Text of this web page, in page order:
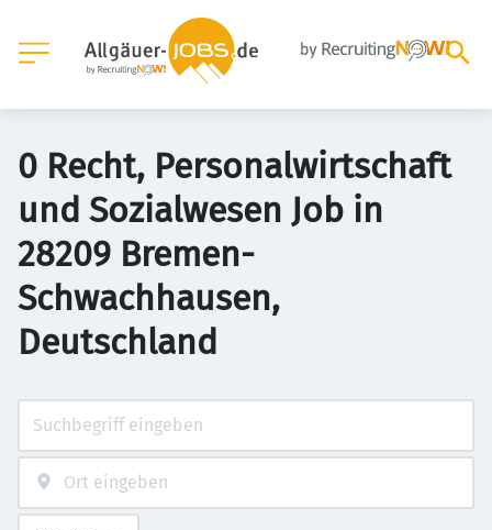
0 Recht, Personalwirtschaft
und Sozialwesen Job in
28209 Bremen-
Schwachhausen,
Deutschland